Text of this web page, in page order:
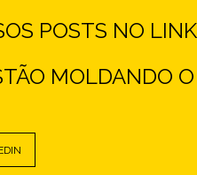
POSTS NO
MOLDANDO